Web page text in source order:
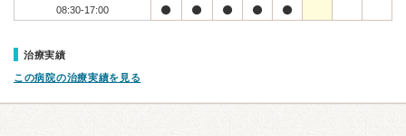
08:30-17:00
治療実績
この病院の治療実績を見る